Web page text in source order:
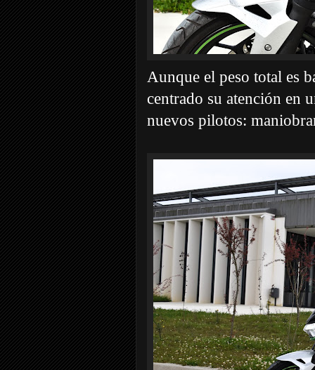
Aunque el peso total es
centrado su atención en
nuevos pilotos: